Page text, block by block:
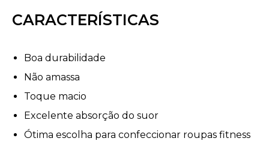
CARACTERÍSTICAS
Boa durabilidade
Não amassa
Toque macio
Excelente absorção do suor
Ótima escolha para confeccionar roupas fitness